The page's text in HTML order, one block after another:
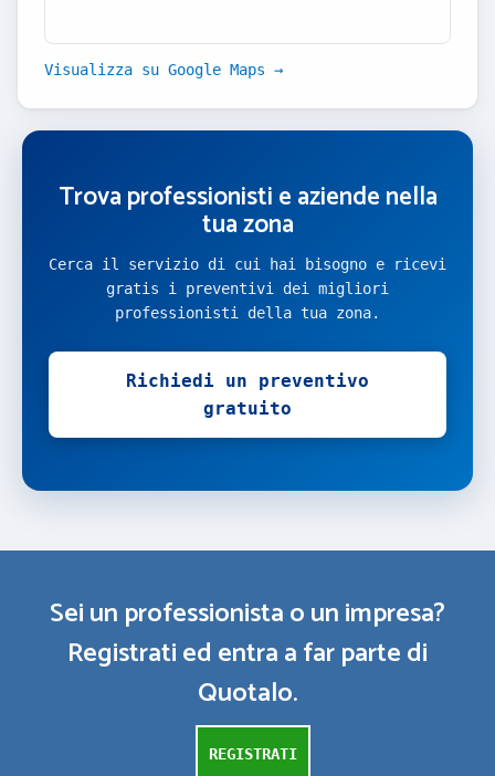
Visualizza su Google Maps →
Trova professionisti e aziende nella
tua zona
Cerca il servizio di cui hai bisogno e ricevi
gratis i preventivi dei migliori
professionisti della tua zona.
Richiedi un preventivo
gratuito
Sei un professionista o un impresa?
Registrati ed entra a far parte di
Quotalo.
REGISTRATI